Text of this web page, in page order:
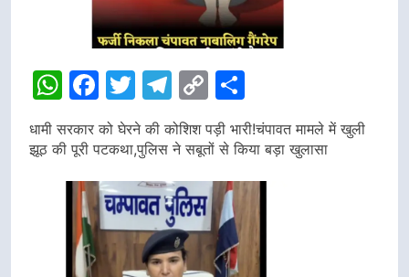
WhatsApp
Facebook
Twitter
Telegram
Copy
Link
धामी सरकार को घेरने की कोशिश पड़ी भारी!चंपावत मामले में खुली
झूठ की पूरी पटकथा,पुलिस ने सबूतों से किया बड़ा खुलासा